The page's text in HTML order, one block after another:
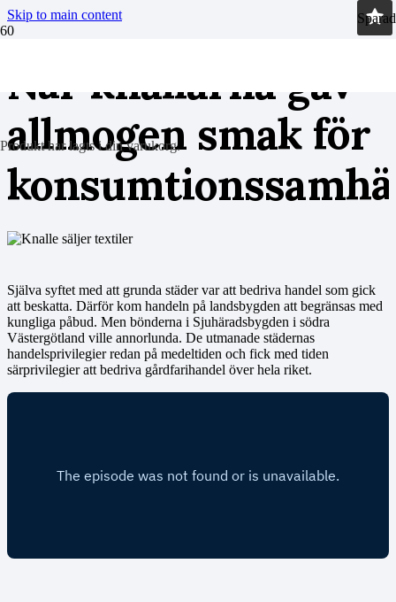
Skip to main content
Produkthar lagts i din varukorg.
När knallarna gav
allmogen smak för
Själva syftet med att grunda städer var att bedriva handel som gick
att beskatta. Därför kom handeln på landsbygden att begränsas med
kungliga påbud. Men bönderna i Sjuhäradsbygden i södra
Västergötland ville annorlunda. De utmanade städernas
handelsprivilegier redan på medeltiden och fick med tiden
särprivilegier att bedriva gårdfarihandel över hela riket.
Sparad